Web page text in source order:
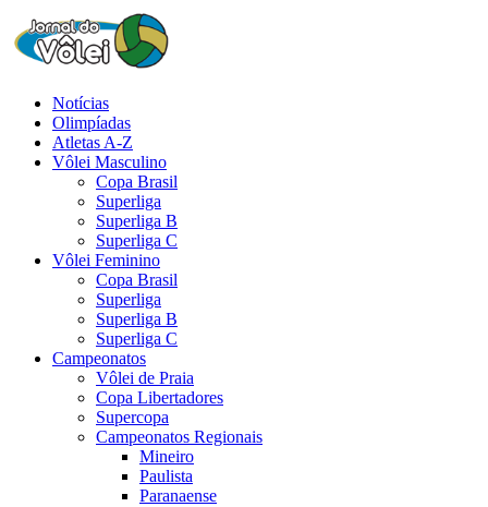
Notícias
Olimpíadas
Atletas A-Z
Vôlei Masculino
Copa Brasil
Superliga
Superliga B
Superliga C
Vôlei Feminino
Copa Brasil
Superliga
Superliga B
Superliga C
Campeonatos
Vôlei de Praia
Copa Libertadores
Supercopa
Campeonatos Regionais
Mineiro
Paulista
Paranaense